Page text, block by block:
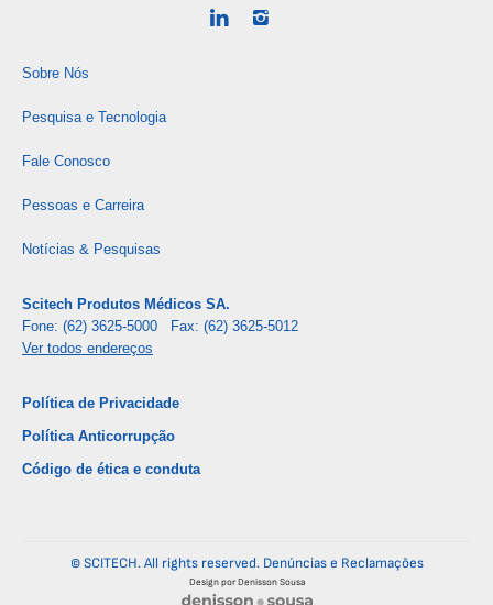
Sobre Nós
Pesquisa e Tecnologia
Fale Conosco
Pessoas e Carreira
Notícias & Pesquisas
Scitech Produtos Médicos SA.
Fone: (62) 3625-5000 Fax: (62) 3625-5012
Ver todos endereços
Política de Privacidade
Política Anticorrupção
Código de ética e conduta
© SCITECH. All rights reserved. Denúncias e Reclamações
Design por Denisson Sousa